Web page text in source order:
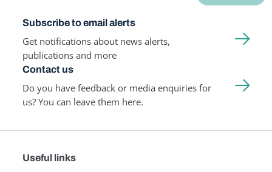
Subscribe to email alerts
Get notifications about news alerts,
publications and more
Contact us
Do you have feedback or media enquiries for
us? You can leave them here.
Useful links